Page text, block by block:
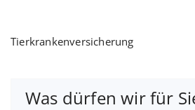
Tierkrankenversicherung
Was dürfen wir für